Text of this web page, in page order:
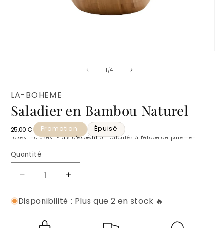
une
fenêtre
modale
1 /de
4
LA-BOHEME
Saladier en Bambou Naturel
Prix habituel
25,00 € Promotion Épuisé
Taxes incluses.Frais d'expéditioncalculés à l'étape de paiement.
Quantité
Quantité
Réduire
la
quantité
Saladier
Augmenter
la
quantité
Disponibilité : Plus que 2 en stock 🔥